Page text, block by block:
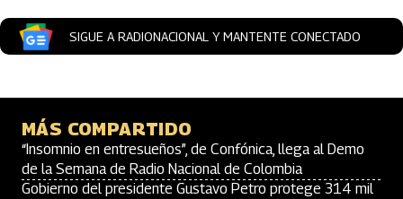
SIGUE A RADIONACIONAL Y MANTENTE CONECTADO
MÁS COMPARTIDO
“Insomnio en entresueños”, de Confónica, llega al Demo
de la Semana de Radio Nacional de Colombia
Gobierno del presidente Gustavo Petro protege 314 mil